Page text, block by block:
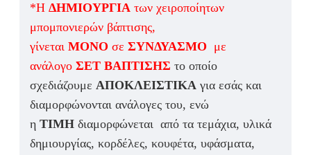
*Η ΔΗΜΙΟΥΡΓΙΑ των χειροποίητων
μπομπονιερών βάπτισης,
γίνεται ΜΟΝΟ σε ΣΥΝΔΥΑΣΜΟ με
ανάλογο ΣΕΤ ΒΑΠΤΙΣΗΣ το οποίο
σχεδιάζουμε ΑΠΟΚΛΕΙΣΤΙΚΑ για εσάς και
διαμορφώνονται ανάλογες του, ενώ
η ΤΙΜΗ διαμορφώνεται από τα τεμάχια, υλικά
δημιουργίας, κορδέλες, κουφέτα, υφάσματα,